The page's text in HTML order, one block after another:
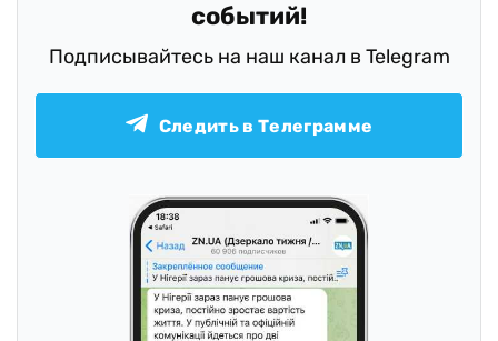
событий!
Подписывайтесь на наш канал в Telegram
Следить в Телеграмме